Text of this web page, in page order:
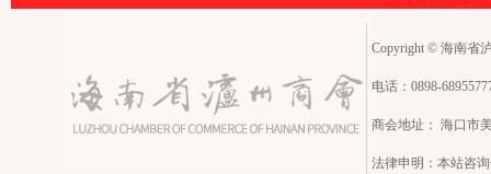
Copyright © 海南省
电话：0898-
商会地址： 海口市
法律申明：本站咨